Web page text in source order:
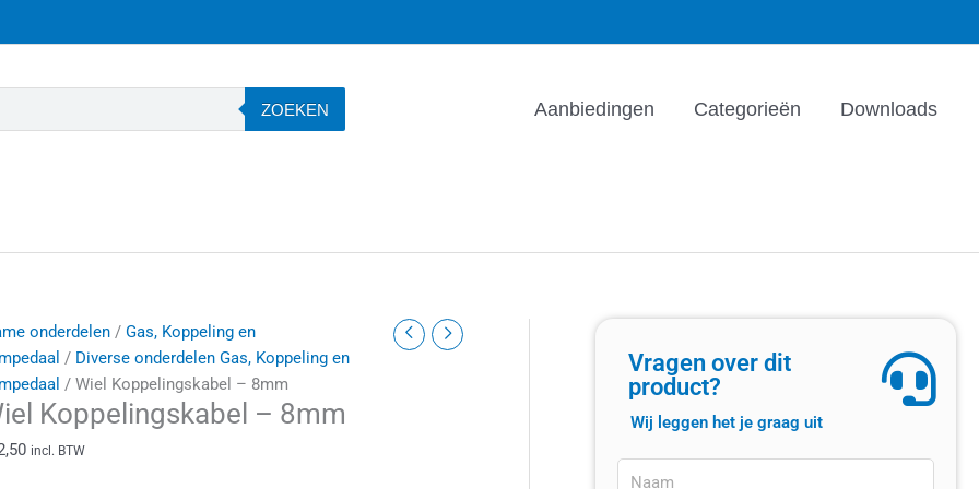
ZOEKEN Aanbiedingen Categorieën Downloads
onderdelen/ Gas, Koppeling en
/ Diverse onderdelen Gas, Koppeling en
/ Wiel Koppelingskabel – 8mm
Koppelingskabel – 8mm
incl. BTW
Vragen over dit
product?
Wij leggen het je graag uit